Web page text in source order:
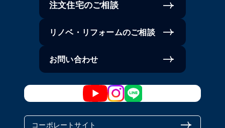
注文住宅のご相談
リノベ・リフォームのご相談
お問い合わせ
コーポレートサイト